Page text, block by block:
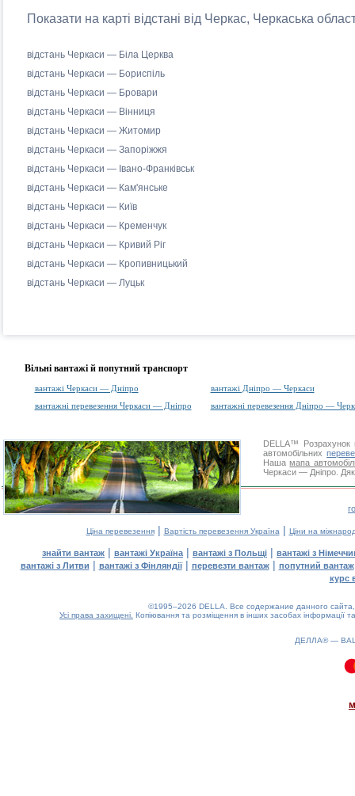
Показати на карті відстані від Черкас, Черкаська
відстань Черкаси — Біла Церква
відстань Черкаси — Бориспіль
відстань Черкаси — Бровари
відстань Черкаси — Вінниця
відстань Черкаси — Житомир
відстань Черкаси — Запоріжжя
відстань Черкаси — Івано-Франківськ
відстань Черкаси — Кам'янське
відстань Черкаси — Київ
відстань Черкаси — Кременчук
відстань Черкаси — Кривий Ріг
відстань Черкаси — Кропивницький
відстань Черкаси — Луцьк
Вільні вантажі й попутний транспорт
вантажі Черкаси — Дніпро
вантажі Дніпро — Черкаси
вантажні перевезення Черкаси — Дніпро
вантажні перевезення Дніпро —
DELLA™
Розрахунок
автомобільних
Нашамапа
Черкаси — Дніпро.
Ціна перевезення| Вартість перевезення Україна | Ціни на
знайти вантаж | вантажі Україна | вантажі з Польщі | вантажі з
вантажі з Литви | вантажі з Фінляндії| перевезти вантаж| попутний вантаж
курс
©1995–2026 DELLA. Все содержание данного
Усі права захищені. Копіювання та розміщення в інших засобах інформації
ДЕЛЛА® —